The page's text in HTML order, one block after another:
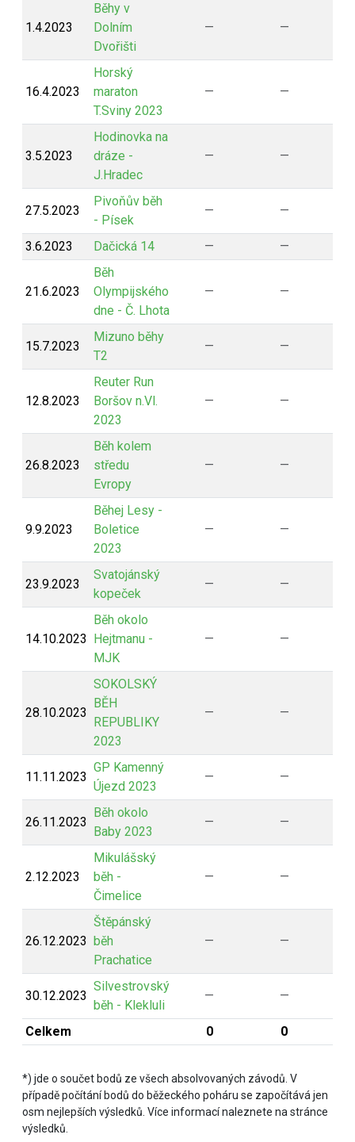
1.4.2023
Běhy v
Dolním
Dvořišti
— —
16.4.2023
Horský
maraton
T.Sviny 2023
— —
3.5.2023
Hodinovka na
dráze -
J.Hradec
— —
27.5.2023
Pivoňův běh
- Písek
— —
3.6.2023 Dačická 14 — —
21.6.2023
Běh
Olympijského
dne - Č. Lhota
— —
15.7.2023
Mizuno běhy
T2
— —
12.8.2023
Reuter Run
Boršov n.Vl.
2023
— —
26.8.2023
Běh kolem
středu
Evropy
— —
9.9.2023
Běhej Lesy -
Boletice
2023
— —
23.9.2023
Svatojánský
kopeček
— —
14.10.2023
Běh okolo
Hejtmanu -
MJK
— —
28.10.2023
SOKOLSKÝ
BĚH
REPUBLIKY
2023
— —
11.11.2023
GP Kamenný
Újezd 2023
— —
26.11.2023
Běh okolo
Baby 2023
— —
2.12.2023
Mikulášský
běh -
Čimelice
— —
26.12.2023
Štěpánský
běh
Prachatice
— —
30.12.2023
Silvestrovský
běh - Klekluli
— —
Celkem 0 0
*) jde o součet bodů ze všech absolvovaných závodů. V
případě počítání bodů do běžeckého poháru se započítává jen
osm nejlepších výsledků. Více informací naleznete na stránce
výsledků.